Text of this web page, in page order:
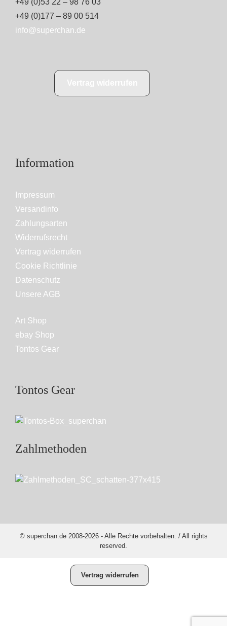
+49 (0)53 22 – 98 76 03
+49 (0)177 – 89 00 514
info@superchan.de
Information
Impressum
Versandinfo
Zahlungsarten
Widerrufsrecht
Vertrag widerrufen
Cookie Richtlinie
Datenschutz
Unsere AGB
Art Shop
ebay Shop
Tontos Gear
Tontos Gear
Zahlmethoden
© superchan.de 2008-2026 - Alle Rechte vorbehalten. / All rights
reserved.
Vertrag widerrufen